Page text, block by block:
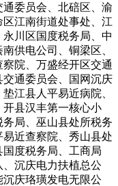
委员会、北碚区、渝
江南街道处事处、江
川区国度税务局、中
供电公司、铜梁区、
院、万盛经开区交通
通委员会、国网沉庆
江县人平易近病院、
县汉丰第一核心小
局、巫山县处所税务
近查察院、秀山县处
度税务局、工商局
、沉庆电力扶植总公
庆珞璜发电无限公